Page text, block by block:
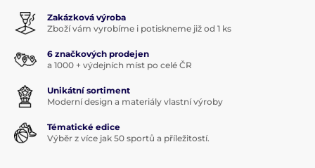
Zakázková výroba
Zboží vám vyrobíme i potiskneme již od 1 ks
6 značkových prodejen
a 1000 + výdejních míst po celé ČR
Unikátní sortiment
Moderní design a materiály vlastní výroby
Tématické edice
Výběr z více jak 50 sportů a příležitostí.